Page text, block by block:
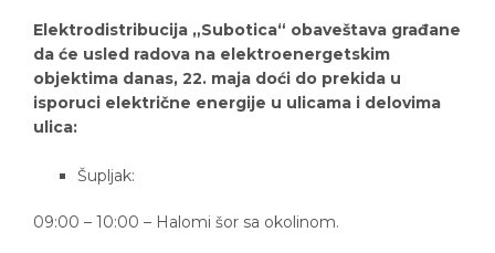
Elektrodistribucija „Subotica“ obaveštava građane
da će usled radova na elektroenergetskim
objektima danas, 22. maja doći do prekida u
isporuci električne energije u ulicama i delovima
ulica:
Šupljak:
09:00 – 10:00 – Halomi šor sa okolinom.